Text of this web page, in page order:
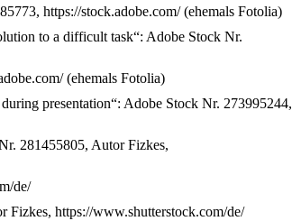
https://stock.adobe.com/ (ehemals Fotolia)
to a difficult task“: Adobe Stock Nr.
(ehemals Fotolia)
presentation“: Adobe Stock Nr. 273995244,
281455805, Autor Fizkes,
de/
Fizkes, https://www.shutterstock.com/de/